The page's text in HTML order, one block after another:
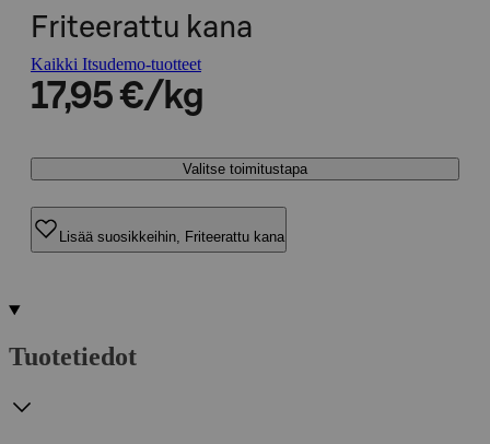
Friteerattu kana
Kaikki Itsudemo-tuotteet
17,95 €/kg
Valitse toimitustapa
Lisää suosikkeihin, Friteerattu kana
Tuotetiedot